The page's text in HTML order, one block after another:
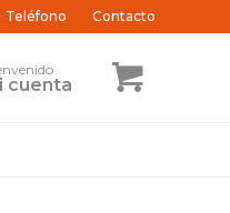
Teléfono Contacto